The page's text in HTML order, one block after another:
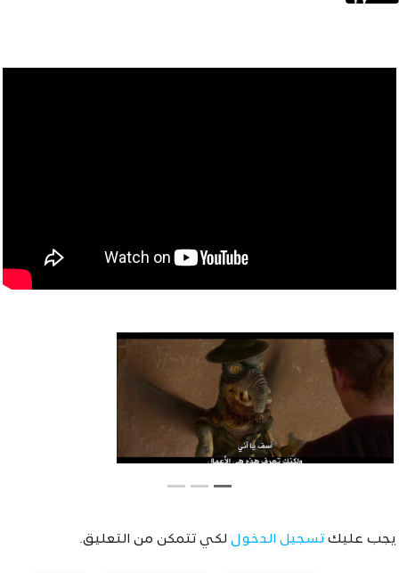
يجب عليك تسجيل الدخول لكي تتمكن من التعليق.